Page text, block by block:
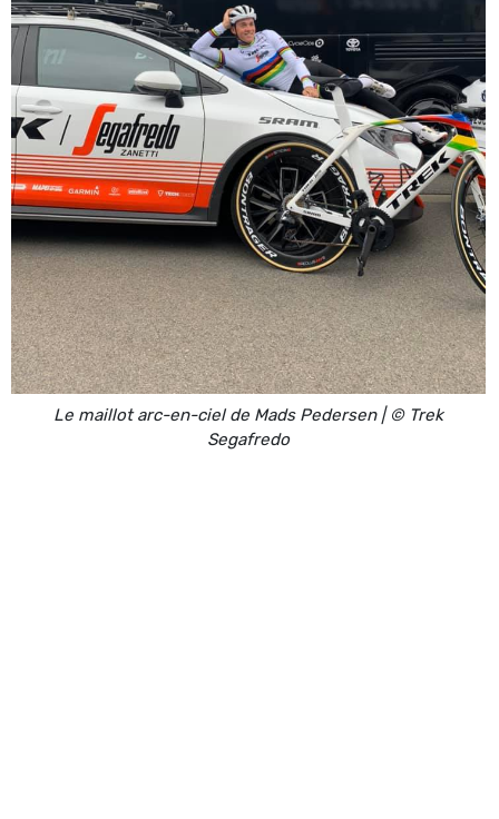
Le maillot arc-en-ciel de Mads Pedersen | © Trek
Segafredo